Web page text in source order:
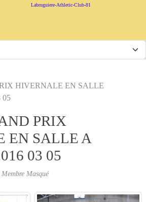
Labruguiere-Athletic-Club-81
HIVERNALE EN SALLE
05
PRIX
EN SALLE A
03 05
Masqué